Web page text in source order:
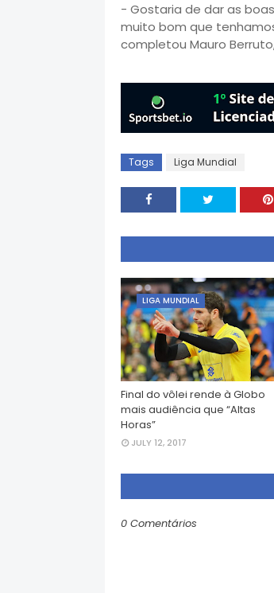
- Gostaria de dar as
muito bom que
completou Mauro
Tags Liga Mundial
LIGA MUNDIAL
Final do vôlei rende à Globo
mais audiência que “Altas
Horas”
JULY 12, 2017
0 Comentários